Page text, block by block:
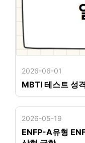
2026-06-01
MBTI 테스트 성
2026-05-19
ENFP-A유형